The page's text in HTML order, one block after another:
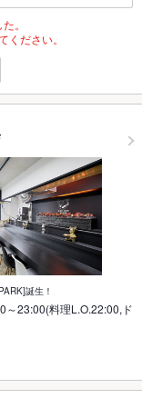
。
ださい。
誕生！
～23:00(料理L.O.22:00,ド